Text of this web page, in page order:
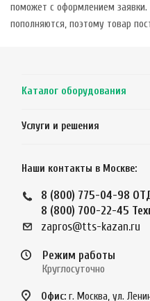
поможет с оформлением заявки.
пополняются, поэтому товар
Каталог оборудования
Услуги и решения
Наши контакты в Москве:
8 (800) 775-04-98
8 (800) 700-22-45
zapros@tts-kazan.ru
Режим работы
Круглосуточно
Офис: г. Москва, ул.